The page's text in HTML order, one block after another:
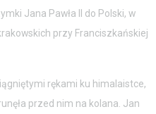
Jana Pawła II do Polski, w
przy Franciszkańskiej
rękami ku himalaistce,
przed nim na kolana. Jan